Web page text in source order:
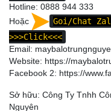
Hotline: 0888 944 333
Hoặc
Goi/Chat
>>>Click<<<
Email:
Website: https://
Facebook 2: https://
Sở hữu: Công Ty Tnhh
Nguyên